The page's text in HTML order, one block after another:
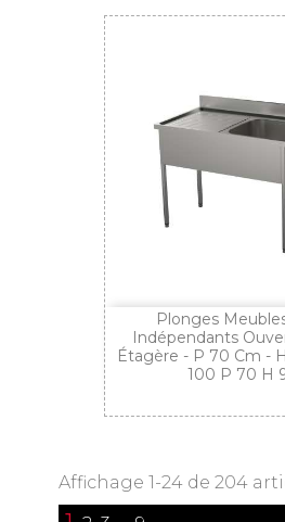
Plonges
Indépendants
Étagère - P 70 Cm -
100 P 70 H
Affichage 1-24 de 204